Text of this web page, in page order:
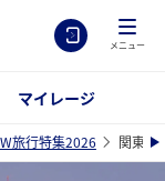
メニュー
マイレージ
旅行特集2026 関東の